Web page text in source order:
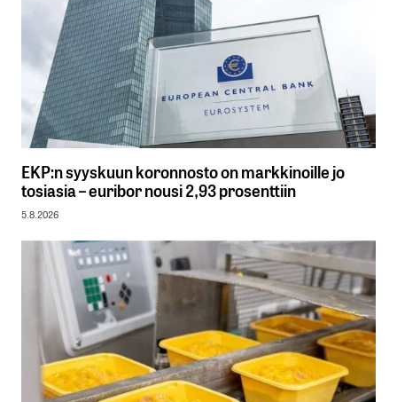
EKP:n syyskuun koronnosto on markkinoille jo
tosiasia – euribor nousi 2,93 prosenttiin
5.8.2026